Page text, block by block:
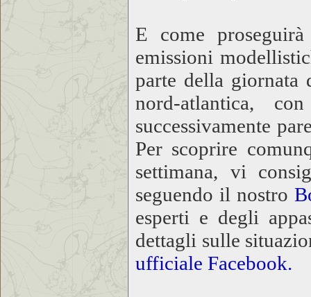
E come
emissioni
parte della giornata
nord-atlantica,
successivamente
Per scoprire
settimana, vi
seguendo il nostro
esperti e degli
dettagli sulle
ufficiale Facebook.